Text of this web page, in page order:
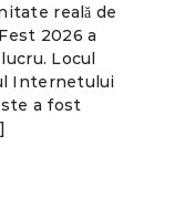
reală de
2026 a
Locul
Internetului
a fost